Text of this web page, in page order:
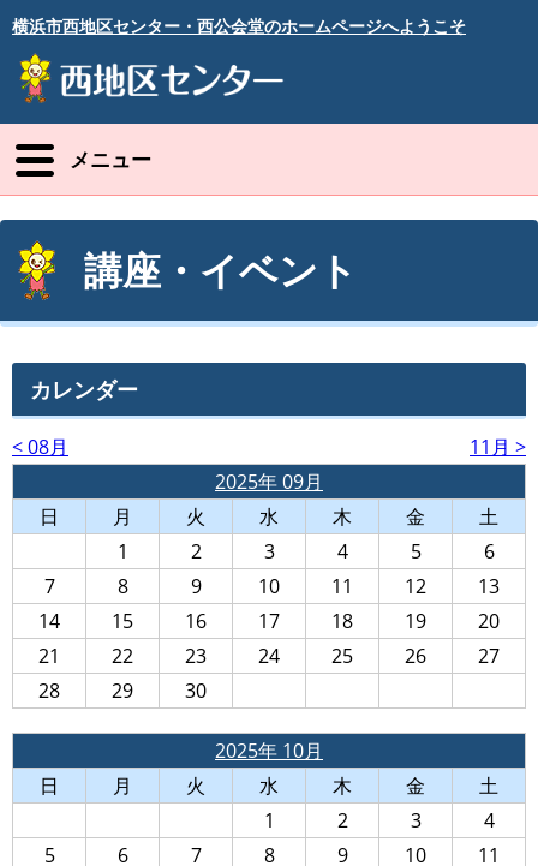
横浜市西地区センター・西公会堂のホームページへようこそ
メニュー
講座・イベント
カレンダー
< 08月
11月 >
2025年 09月
日
月 火 水 木 金
土
1
2 3 4 5
6
7
8 9 10 11 12
13
14
15 16 17 18 19
20
21
22 23 24 25 26
27
28
29 30
2025年 10月
日
月 火 水 木 金
土
1
2 3
4
5
6 7 8 9 10
11